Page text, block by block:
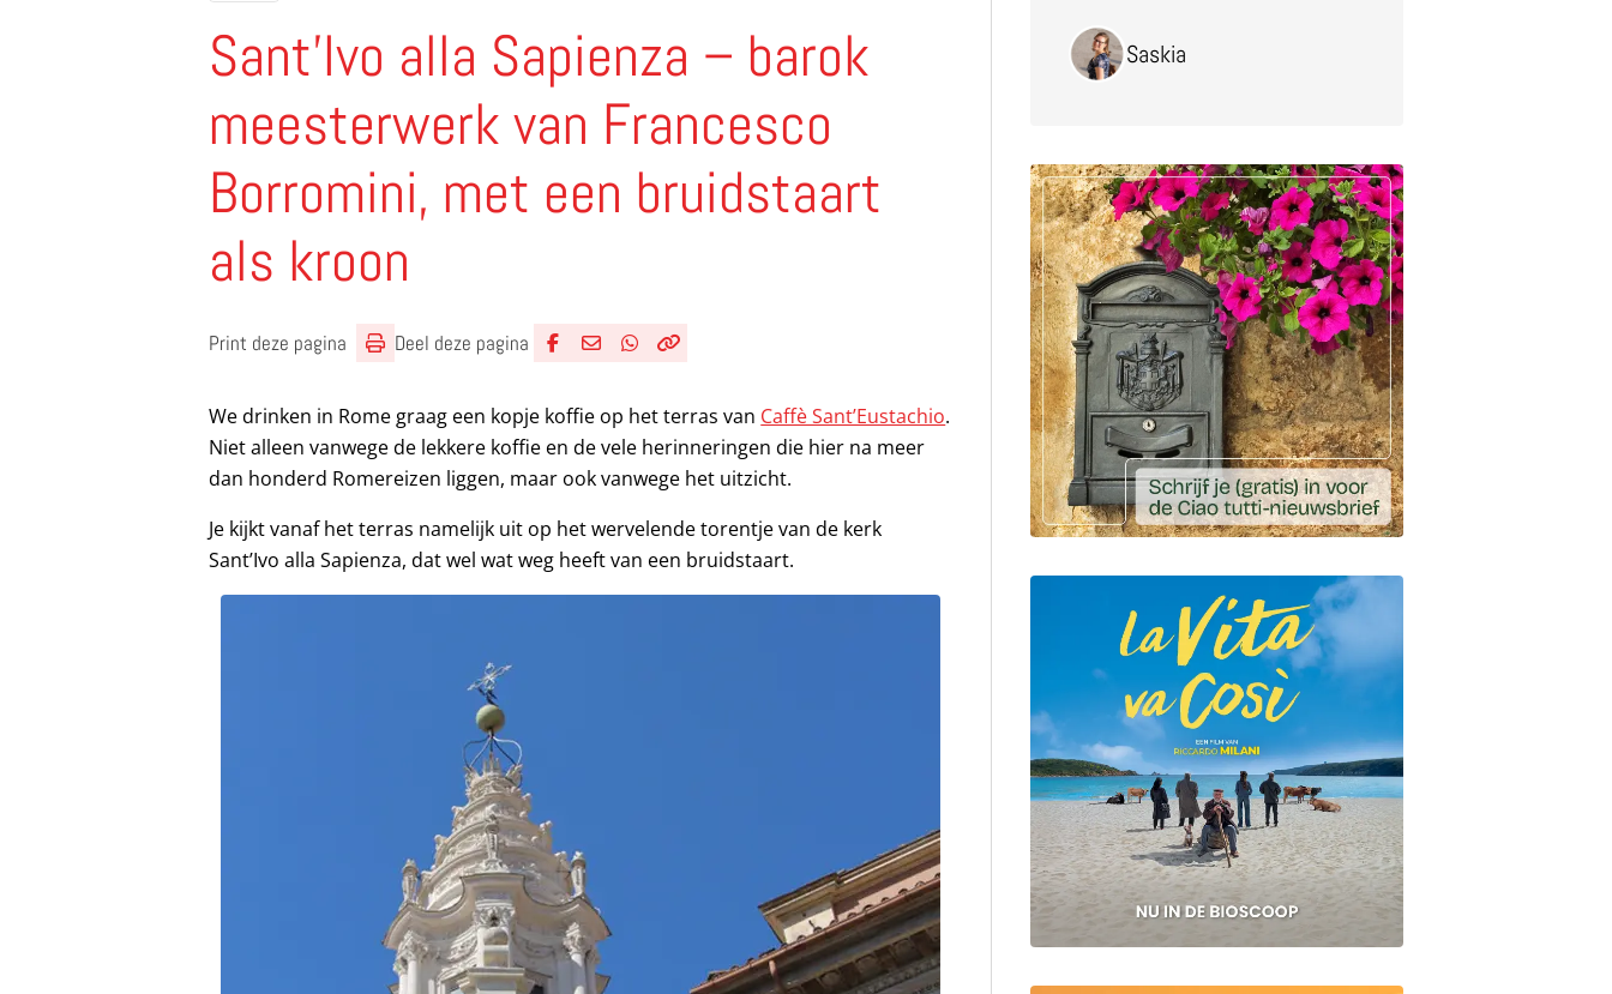
Sant’Ivo alla Sapienza – barok
meesterwerk van Francesco
Borromini, met een bruidstaart
als kroon
Print deze pagina
Deel deze pagina
We drinken in Rome graag een kopje koffie op het terras van Caffè Sant’Eustachio.
Niet alleen vanwege de lekkere koffie en de vele herinneringen die hier na meer
dan honderd Romereizen liggen, maar ook vanwege het uitzicht.
Je kijkt vanaf het terras namelijk uit op het wervelende torentje van de kerk
Sant’Ivo alla Sapienza, dat wel wat weg heeft van een bruidstaart.
Saskia